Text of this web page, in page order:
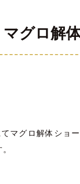
グロ解
マグロ解体ショ